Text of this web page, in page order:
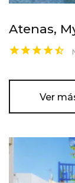
Atenas,
Ver